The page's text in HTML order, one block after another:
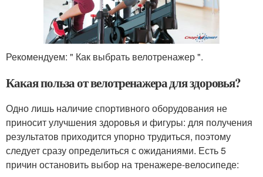
Рекомендуем: " Как выбрать велотренажер ".
Какая польза от велотренажера для здоровья?
Одно лишь наличие спортивного оборудования не
приносит улучшения здоровья и фигуры: для получения
результатов приходится упорно трудиться, поэтому
следует сразу определиться с ожиданиями. Есть 5
причин остановить выбор на тренажере-велосипеде: